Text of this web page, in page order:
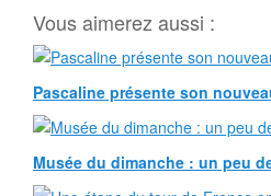
Vous aimerez aussi :
Pascaline présente son
Musée du dimanche : un peu